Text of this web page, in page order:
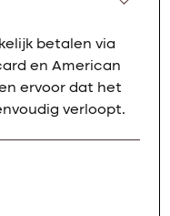
betalen via
en American
ervoor dat het
verloopt.